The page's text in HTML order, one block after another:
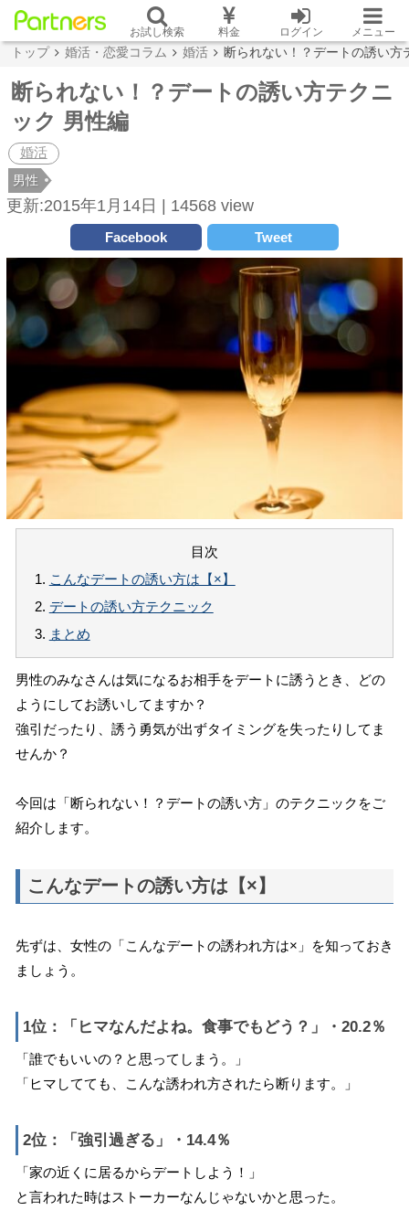
お試し検索 料金 ログイン メニュー
トップ 婚活・恋愛コラム 婚活 断られない！？デートの誘い方
断られない！？デートの誘い方テクニ
ック 男性編
婚活
男性
更新:2015年1月14日 | 14568 view
Facebook Tweet
目次
1. こんなデートの誘い方は【×】
2. デートの誘い方テクニック
3. まとめ
男性のみなさんは気になるお相手をデートに誘うとき、どの
ようにしてお誘いしてますか？
強引だったり、誘う勇気が出ずタイミングを失ったりしてま
せんか？
今回は「断られない！？デートの誘い方」のテクニックをご
紹介します。
こんなデートの誘い方は【×】
先ずは、女性の「こんなデートの誘われ方は×」を知っておき
ましょう。
1位：「ヒマなんだよね。食事でもどう？」・20.2％
「誰でもいいの？と思ってしまう。」
「ヒマしてても、こんな誘われ方されたら断ります。」
2位：「強引過ぎる」・14.4％
「家の近くに居るからデートしよう！」
と言われた時はストーカーなんじゃないかと思った。